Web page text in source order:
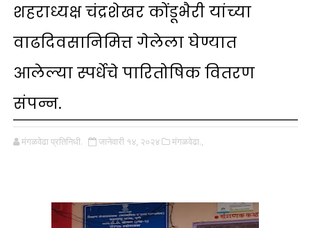
शहराध्यक्ष चंद्रशेखर कोंडूभैरी यांच्या
वाढदिवसानिमित्त गेलेला घेण्यात
आलेल्या स्पर्धेचे पारितोषिक वितरण
संपन्न.
मंगळवेढा प्रतिनिधी. जानेवारी १४, २०२४ मंगळवेढा.,